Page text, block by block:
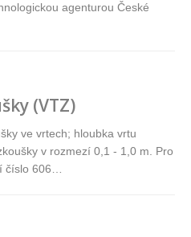
agenturou České
(VTZ)
ve vrtech; hloubka vrtu
v rozmezí 0,1 - 1,0 m. Pro
číslo 606…